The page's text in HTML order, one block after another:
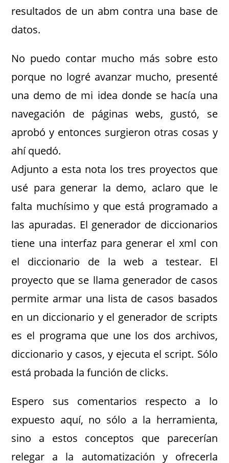
resultados de un abm contra una base de
datos.
No puedo contar mucho más sobre esto
porque no logré avanzar mucho, presenté
una demo de mi idea donde se hacía una
navegación de páginas webs, gustó, se
aprobó y entonces surgieron otras cosas y
ahí quedó.
Adjunto a esta nota los tres proyectos que
usé para generar la demo, aclaro que le
falta muchísimo y que está programado a
las apuradas. El generador de diccionarios
tiene una interfaz para generar el xml con
el diccionario de la web a testear. El
proyecto que se llama generador de casos
permite armar una lista de casos basados
en un diccionario y el generador de scripts
es el programa que une los dos archivos,
diccionario y casos, y ejecuta el script. Sólo
está probada la función de clicks.
Espero sus comentarios respecto a lo
expuesto aquí, no sólo a la herramienta,
sino a estos conceptos que parecerían
relegar a la automatización y ofrecerla